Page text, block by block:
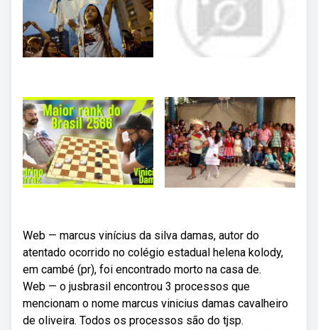
Web — marcus vinícius da silva damas, autor do
atentado ocorrido no colégio estadual helena kolody,
em cambé (pr), foi encontrado morto na casa de.
Web — o jusbrasil encontrou 3 processos que
mencionam o nome marcus vinicius damas cavalheiro
de oliveira. Todos os processos são do tjsp.